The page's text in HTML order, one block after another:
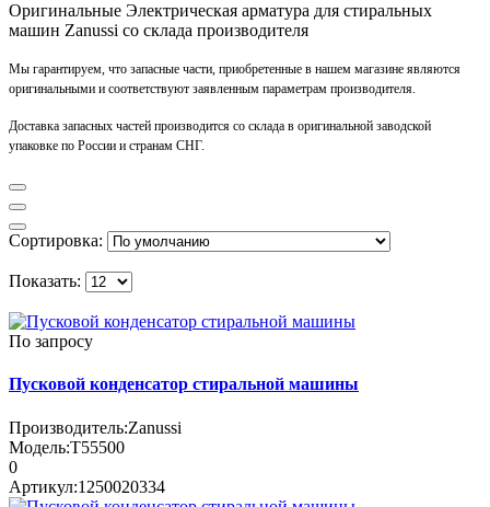
Оригинальные Электрическая арматура для стиральных
машин Zanussi со склада производителя
Мы гарантируем, что запасные части, приобретенные в нашем магазине являются
оригинальными и соответствуют заявленным параметрам производителя.
Доставка запасных частей производится со склада в оригинальной заводской
упаковке по России и странам СНГ.
Сортировка:
Показать:
По запросу
Пусковой конденсатор стиральной машины
Производитель:Zanussi
Модель:T55500
0
Артикул:1250020334